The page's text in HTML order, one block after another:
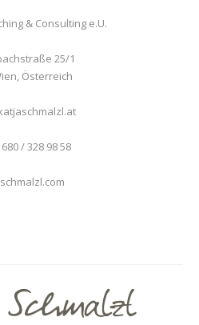
& Consulting e.U.
25/1
, Österreich
/ 328 98 58